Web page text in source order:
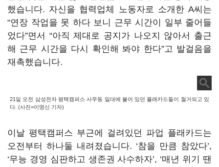
했습니다. 자신을 협력업체 노동자로 소개한 A씨는
“연장 작업을 못 하다 보니 근무 시간이 일부 줄어들
었다”면서 “아직 제대로 공지가 나오지 않아서 출근
해 근무 시간을 다시 확인해 봐야 한다”고 발걸음을
재촉했습니다.
21일 오전 삼성전자 평택캠퍼스 사무동 일대에 붙어 있던 플래카드들이 철거되고 있
다. (사진=이명신 기자)
이날 평택캠퍼스 부근에 걸려있던 파업 플래카드는
오전부터 하나둘 내려졌습니다. ‘참을 만큼 참았다’,
‘무능 경영 심판하고 생존권 사수하자’, ‘매년 위기 땐